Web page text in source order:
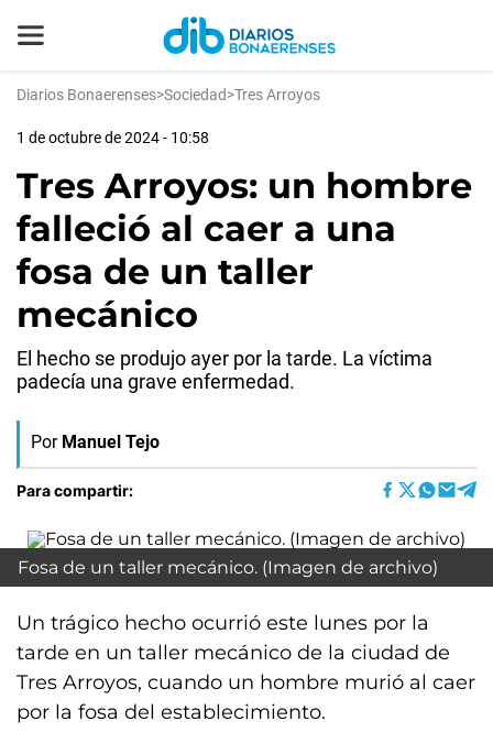
Diarios Bonaerenses>Sociedad>Tres Arroyos
1 de octubre de 2024 - 10:58
Tres Arroyos: un hombre
falleció al caer a una
fosa de un taller
mecánico
El hecho se produjo ayer por la tarde. La víctima
padecía una grave enfermedad.
Por Manuel Tejo
Para compartir:
Fosa de un taller mecánico. (Imagen de archivo)
Un trágico hecho ocurrió este lunes por la
tarde en un taller mecánico de la ciudad de
Tres Arroyos, cuando un hombre murió al caer
por la fosa del establecimiento.